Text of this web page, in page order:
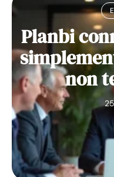
Planbi
non